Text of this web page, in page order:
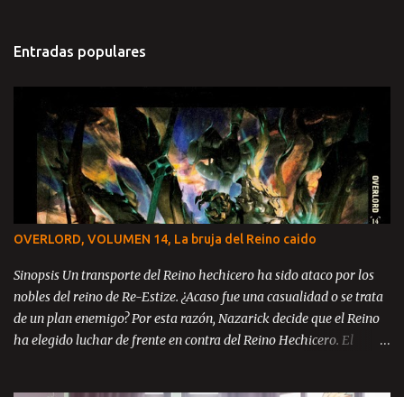
Entradas populares
OVERLORD, VOLUMEN 14, La bruja del Reino caido
Sinopsis Un transporte del Reino hechicero ha sido ataco por los
nobles del reino de Re-Estize. ¿Acaso fue una casualidad o se trata
de un plan enemigo? Por esta razón, Nazarick decide que el Reino
ha elegido luchar de frente en contra del Reino Hechicero. El